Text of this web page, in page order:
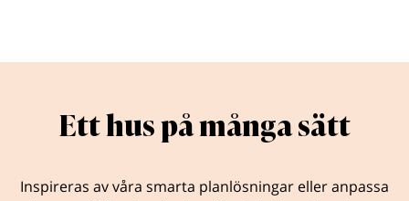
Ett hus på många sätt
Inspireras av våra smarta planlösningar eller anpassa